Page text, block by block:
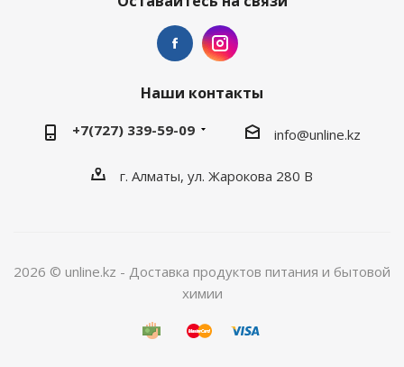
Наши контакты
+7(727) 339-59-09 info@unline.kz
г. Алматы, ул. Жарокова 280 В
2026 © unline.kz - Доставка продуктов питания и бытовой
химии